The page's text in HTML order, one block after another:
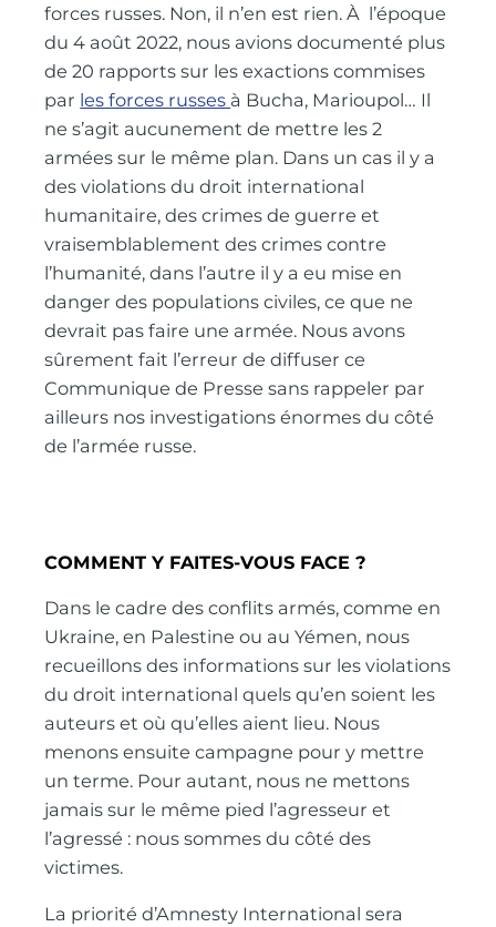
forces russes. Non, il n’en est rien. À l’époque
du 4 août 2022, nous avions documenté plus
de 20 rapports sur les exactions commises
par les forces russes à Bucha, Marioupol… Il
ne s’agit aucunement de mettre les 2
armées sur le même plan. Dans un cas il y a
des violations du droit international
humanitaire, des crimes de guerre et
vraisemblablement des crimes contre
l’humanité, dans l’autre il y a eu mise en
danger des populations civiles, ce que ne
devrait pas faire une armée. Nous avons
sûrement fait l’erreur de diffuser ce
Communique de Presse sans rappeler par
ailleurs nos investigations énormes du côté
de l’armée russe.
COMMENT Y FAITES-VOUS FACE ?
Dans le cadre des conflits armés, comme en
Ukraine, en Palestine ou au Yémen, nous
recueillons des informations sur les violations
du droit international quels qu’en soient les
auteurs et où qu’elles aient lieu. Nous
menons ensuite campagne pour y mettre
un terme. Pour autant, nous ne mettons
jamais sur le même pied l’agresseur et
l’agressé : nous sommes du côté des
victimes.
La priorité d’Amnesty International sera